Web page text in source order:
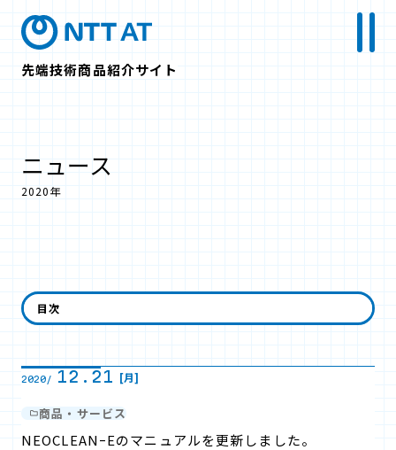
先端技術商品紹介サイト
ニュース
2020年
12月
2020/ 12.21 [月]
商品・サービス
NEOCLEANｰEのマニュアルを更新しました。
目次